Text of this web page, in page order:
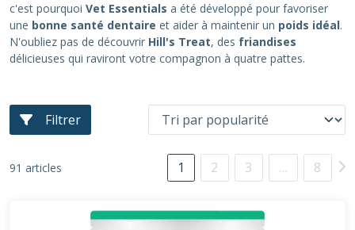
c'est pourquoi Vet Essentials a été développé pour favoriser
une bonne santé dentaire et aider à maintenir un poids idéal.
N'oubliez pas de découvrir Hill's Treat, des friandises
délicieuses qui raviront votre compagnon à quatre pattes.
Filtrer
91 articles 1 2 3 … 8